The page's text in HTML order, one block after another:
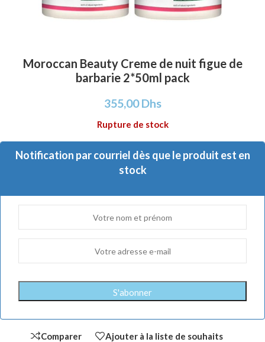
Moroccan Beauty Creme de nuit figue de
barbarie 2*50ml pack
355,00Dhs
Rupture de stock
Notification par courriel dès que le produit est en
stock
Comparer Ajouter à la liste de souhaits